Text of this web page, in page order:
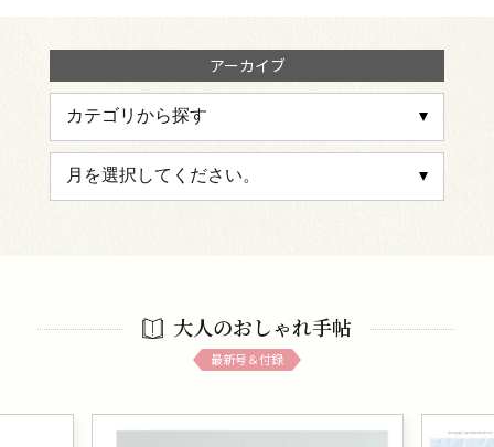
アーカイブ
大人のおしゃれ手帖
最新号＆付録